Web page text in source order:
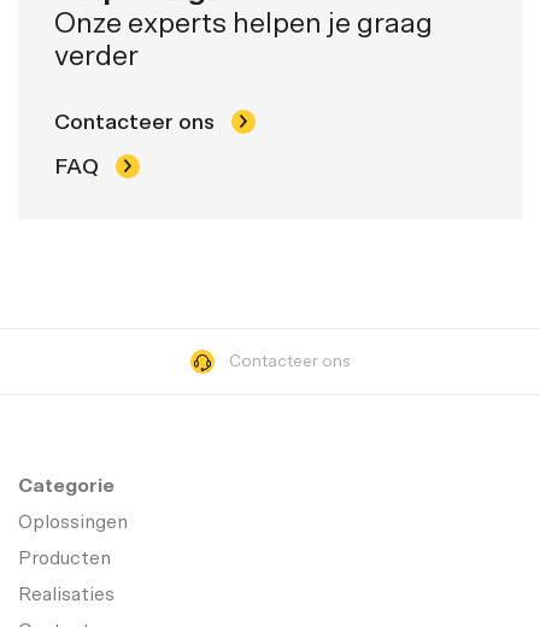
Onze experts helpen je graag
verder
Contacteer ons
FAQ
Contacteer ons
Categorie
Oplossingen
Producten
Realisaties